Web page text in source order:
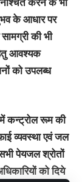
के आधार पर
की भी
आवश्यक
को उपलब्ध
कन्ट्रोल रूम की
व्यवस्था एवं जल
पेयजल श्रोतों
को दिये